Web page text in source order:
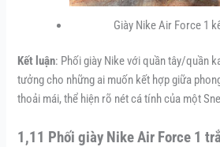
Giày Nike Air Force 1
Kết luận: Phối giày Nike với quần tây/quần
tưởng cho những ai muốn kết hợp giữa
thoải mái, thể hiện rõ nét cá tính của một
1,11 Phối giày Nike Air Force 1